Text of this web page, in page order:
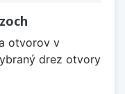
otvorov v
drez otvory